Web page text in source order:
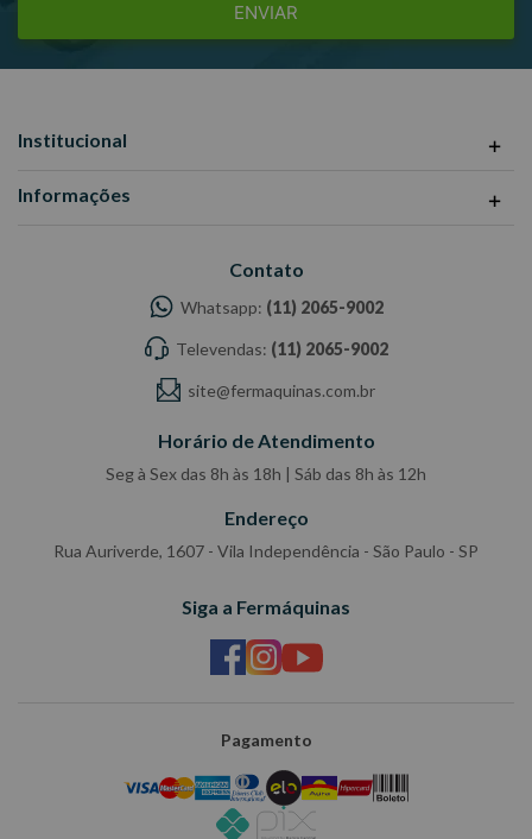
ENVIAR
Institucional
Informações
Contato
Whatsapp: (11) 2065-9002
Televendas: (11) 2065-9002
site@fermaquinas.com.br
Horário de Atendimento
Seg à Sex das 8h às 18h | Sáb das 8h às 12h
Endereço
Rua Auriverde, 1607 - Vila Independência - São Paulo - SP
Siga a Fermáquinas
Pagamento